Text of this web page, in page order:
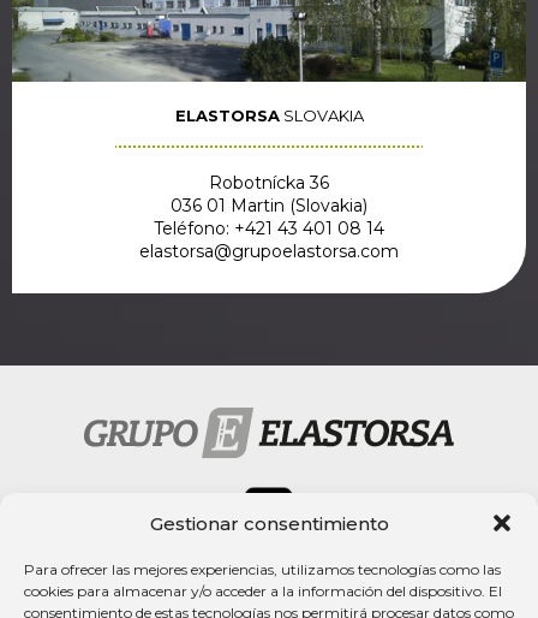
Gestionar consentimiento
Para ofrecer las mejores experiencias, utilizamos tecnologías como las
cookies para almacenar y/o acceder a la información del dispositivo. El
consentimiento de estas tecnologías nos permitirá procesar datos como
ELASTORSASLOVAKIA
Robotnícka 36
036 01 Martin (Slovakia)
Teléfono: +421 43 401 08 14
elastorsa@grupoelastorsa.com
Mentions légales